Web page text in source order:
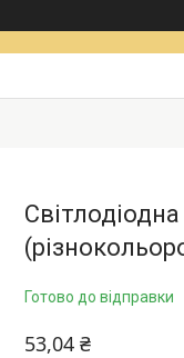
Готово до відправки
53,04 ₴